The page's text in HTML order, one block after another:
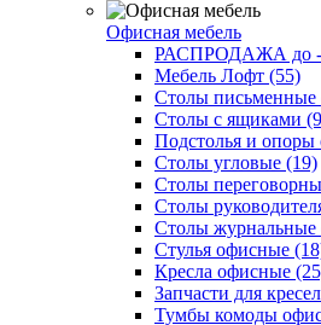
Офисная мебель
РАСПРОДАЖА до -
Мебель Лофт (55)
Столы письменные
Столы с ящиками
Подстолья и опоры
Столы угловые (19)
Столы
Столы
Столы журнальные
Стулья офисные
Кресла офисные
Запчасти для
Тумбы комоды